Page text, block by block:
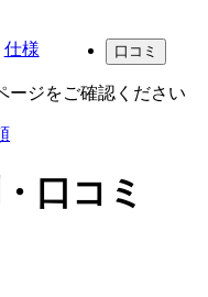
仕様 口コミ
ージをご確認ください
口コミ